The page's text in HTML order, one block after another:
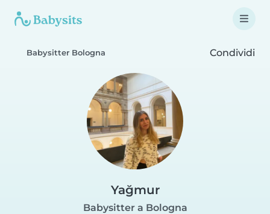
Babysitter Bologna Condividi
Yağmur
Babysitter a Bologna